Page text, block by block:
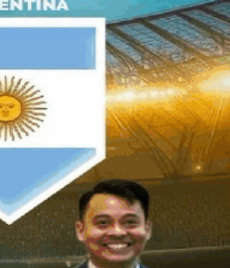
massa di jagat maya untuk
Namun, ia berharap niat baik
kata Bagir Manan sebelum
pelaku cyber media di